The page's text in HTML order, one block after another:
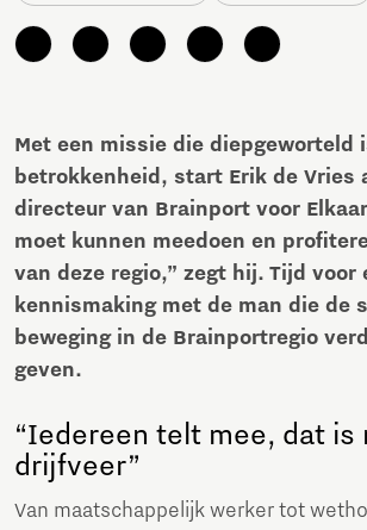
Met een missie die diepgeworteld
betrokkenheid, start Erik de Vries
directeur van Brainport voor
moet kunnen meedoen en
van deze regio,” zegt hij. Tijd voor
kennismaking met de man die de
beweging in de Brainportregio
geven.
“Iedereen telt mee, dat is
drijfveer”
Van maatschappelijk werker tot